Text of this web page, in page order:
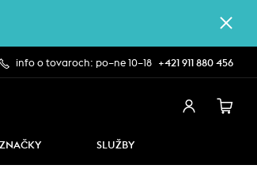
info o tovaroch: po–ne 10–18 +421 911 880 456
ZNAČKY SLUŽBY